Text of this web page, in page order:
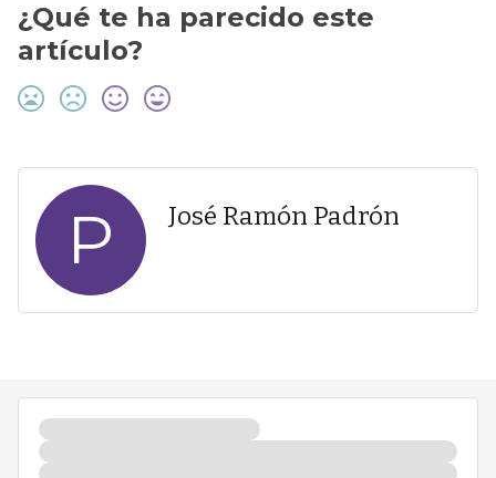
¿Qué te ha parecido este
artículo?
P José Ramón Padrón